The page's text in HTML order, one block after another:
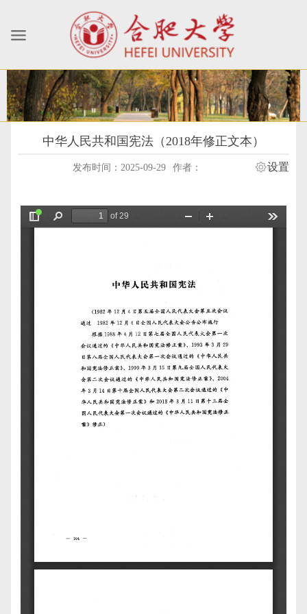
中华人民共和国宪法（2018年修正文本）
发布时间：2025-09-29 作者： 设置